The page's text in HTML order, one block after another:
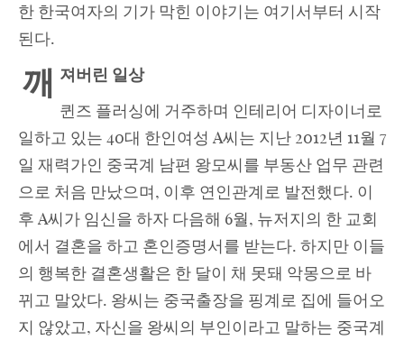
한 한국여자의 기가 막힌 이야기는 여기서부터 시작
된다.
깨 져버린 일상
퀸즈 플러싱에 거주하며 인테리어 디자이너로
일하고 있는 40대 한인여성 A씨는 지난 2012년 11월 7
일 재력가인 중국계 남편 왕모씨를 부동산 업무 관련
으로 처음 만났으며, 이후 연인관계로 발전했다. 이
후 A씨가 임신을 하자 다음해 6월, 뉴저지의 한 교회
에서 결혼을 하고 혼인증명서를 받는다. 하지만 이들
의 행복한 결혼생활은 한 달이 채 못돼 악몽으로 바
뀌고 말았다. 왕씨는 중국출장을 핑계로 집에 들어오
지 않았고, 자신을 왕씨의 부인이라고 말하는 중국계